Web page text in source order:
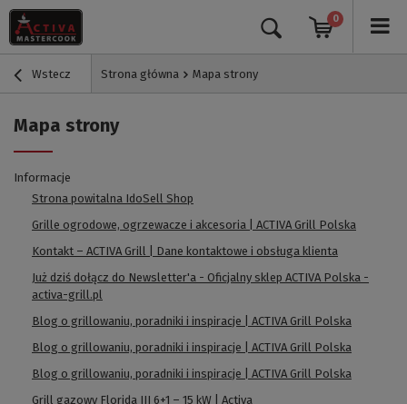
0
Wstecz Strona główna Mapa strony
Mapa strony
Informacje
Strona powitalna IdoSell Shop
Grille ogrodowe, ogrzewacze i akcesoria | ACTIVA Grill Polska
Kontakt – ACTIVA Grill | Dane kontaktowe i obsługa klienta
Już dziś dołącz do Newsletter'a - Oficjalny sklep ACTIVA Polska -
activa-grill.pl
Blog o grillowaniu, poradniki i inspiracje | ACTIVA Grill Polska
Blog o grillowaniu, poradniki i inspiracje | ACTIVA Grill Polska
Blog o grillowaniu, poradniki i inspiracje | ACTIVA Grill Polska
Grill gazowy Florida III 6+1 – 15 kW | Activa